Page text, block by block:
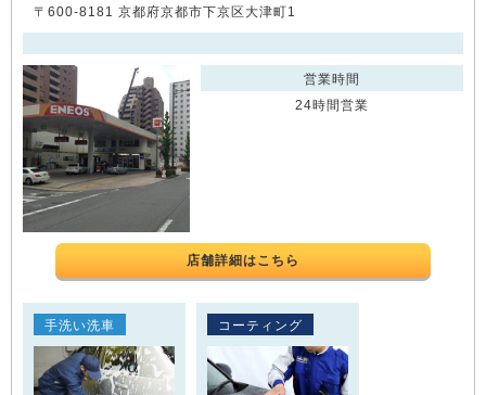
〒600-8181 京都府京都市下京区大津町1
営業時間
24時間営業
店舗詳細はこちら
手洗い洗車 コーティング